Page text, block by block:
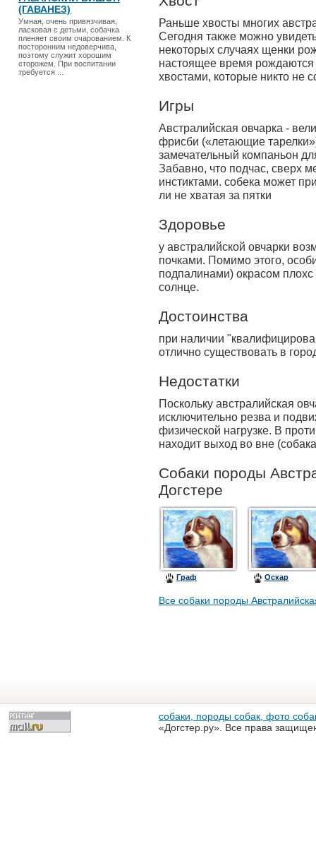
(ГАВАНЕЗ)
Умная, очень привязчивая,
ласковая с детьми, собачка
пленяет своим очарованием. К
посторонним недоверчива,
поэтому служит хорошим
сторожем. При воспитании
требуется ...
Раньше хвосты многих
Сегодня также можно
некоторых случаях щенки
настоящее время
хвостами, которые никто не
Игры
Австралий­ская овчарка -
фрисби («летающие
замечательный компаньон
Забавно, что подчас, сверх
инстиктами. собека может
ли не хватая за пятки
Здоровье
у австралий­ской овчарки
почками. Помимо этого,
подпалинами) окрасом
солнце.
Достоинства
при наличии
отлично существовать в
Недостатки
Поскольку австралийская
исключительно резва и
физической нагрузке. В
находит выход во вне
Собаки породы
Догстере
Граф Оскар
Все собаки породы
собаки, породы собак, фото
«Догстер.ру». Все права